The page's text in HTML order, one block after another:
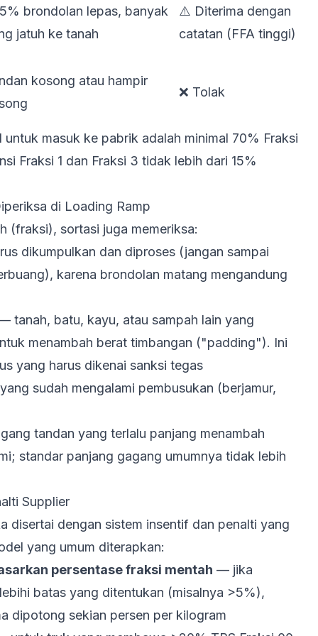
brondolan lepas, banyak
jatuh ke tanah
⚠️ Diterima dengan
catatan (FFA tinggi)
kosong atau hampir
❌ Tolak
masuk ke pabrik adalah minimal 70% Fraksi
Fraksi 1 dan Fraksi 3 tidak lebih dari 15%
di Loading Ramp
(fraksi), sortasi juga memeriksa:
dikumpulkan dan diproses (jangan sampai
karena brondolan matang mengandung
tanah, batu, kayu, atau sampah lain yang
menambah berat timbangan ("padding"). Ini
yang harus dikenai sanksi tegas
sudah mengalami pembusukan (berjamur,
tandan yang terlalu panjang menambah
standar panjang gagang umumnya tidak lebih
Supplier
disertai dengan sistem insentif dan penalti yang
yang umum diterapkan:
persentase fraksi mentah — jika
batas yang ditentukan (misalnya >5%),
dipotong sekian persen per kilogram